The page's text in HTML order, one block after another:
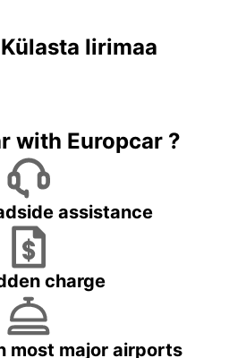
Külasta Iirimaad
with Europcar ?
assistance
charge
most major airports